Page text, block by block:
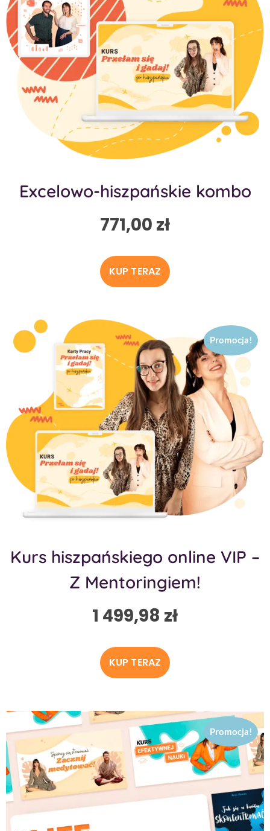
Excelowo-hiszpańskie kombo
771,00 zł
KUP TERAZ
Promocja!
Kurs hiszpańskiego online VIP –
Z Mentoringiem!
1 499,98 zł
KUP TERAZ
Promocja!